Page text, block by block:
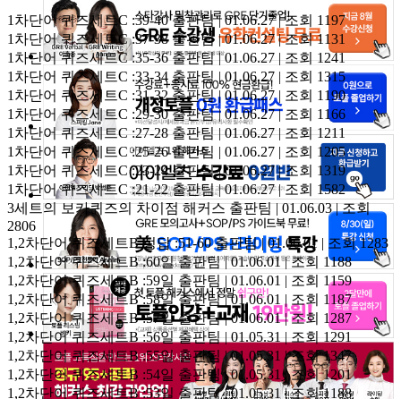
1차단어 퀴즈세트C :39-40출판팀 | 01.06.27 | 조회 1197
1차단어 퀴즈세트C :37-38 출판팀 | 01.06.27 | 조회 1131
1차단어 퀴즈세트C :35-36출판팀 | 01.06.27 | 조회 1241
1차단어 퀴즈세트C :33-34 출판팀 | 01.06.27 | 조회 1315
1차단어 퀴즈세트C :31-32출판팀 | 01.06.27 | 조회 1190
1차단어 퀴즈세트C :29-30출판팀 | 01.06.27 | 조회 1166
1차단어 퀴즈세트C :27-28출판팀 | 01.06.27 | 조회 1211
1차단어 퀴즈세트C :25-26출판팀 | 01.06.27 | 조회 1205
1차단어 퀴즈세트C :23-24출판팀 | 01.06.27 | 조회 1319
1차단어 퀴즈세트C :21-22출판팀 | 01.06.27 | 조회 1582
3세트의 보카퀴즈의 차이점해커스 출판팀 | 01.06.03 | 조회
2806
1,2차단어 퀴즈세트B 정답 :51-60출판팀 | 01.06.01 | 조회 1283
1,2차단어 퀴즈세트B :60일출판팀 | 01.06.01 | 조회 1188
1,2차단어 퀴즈세트B :59일 출판팀 | 01.06.01 | 조회 1159
1,2차단어 퀴즈세트B :58일출판팀 | 01.06.01 | 조회 1187
1,2차단어 퀴즈세트B :57일출판팀 | 01.06.01 | 조회 1287
1,2차단어 퀴즈세트B :56일출판팀 | 01.05.31 | 조회 1291
1,2차단어 퀴즈세트B :55일출판팀 | 01.05.31 | 조회 1347
1,2차단어 퀴즈세트B :54일 출판팀 | 01.05.31 | 조회 1201
1,2차단어 퀴즈세트B :53일 출판팀 | 01.05.31 | 조회 1188